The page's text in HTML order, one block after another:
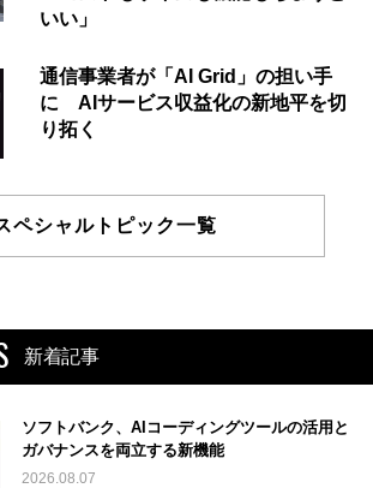
いい」
通信事業者が「AI Grid」の担い手
に AIサービス収益化の新地平を切
り拓く
ペシャルトピック一覧
新着記事
ソフトバンク、AIコーディングツールの活用と
ガバナンスを両立する新機能
2026.08.07